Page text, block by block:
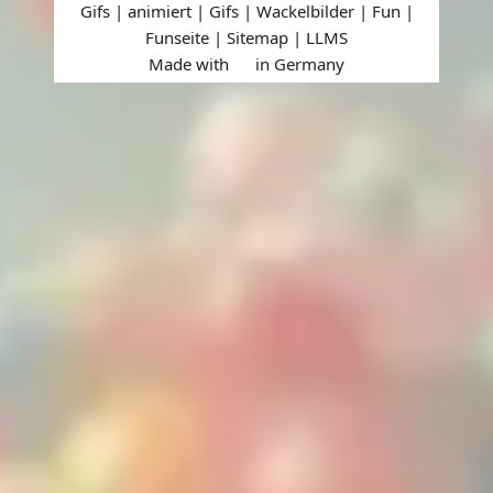
Gifs | animiert | Gifs | Wackelbilder | Fun |
Funseite | Sitemap | LLMS
Made with
in Germany